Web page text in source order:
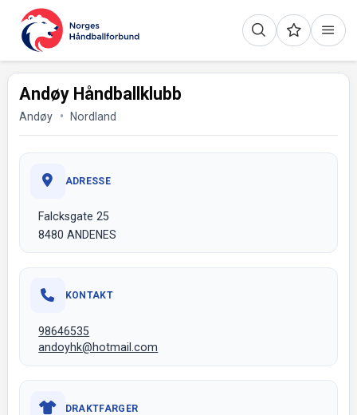
Andøy Håndballklubb
Andøy Nordland
ADRESSE
Falcksgate 25
8480 ANDENES
KONTAKT
98646535
andoyhk@hotmail.com
DRAKTFARGER